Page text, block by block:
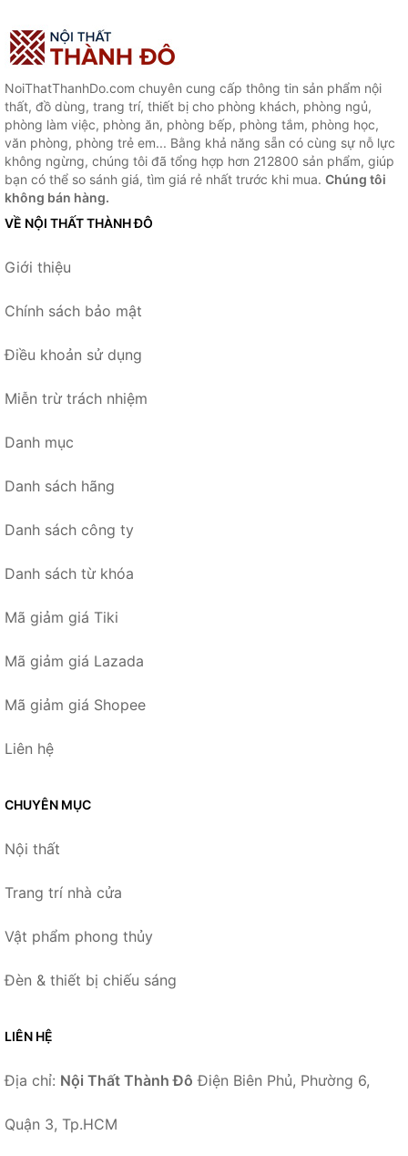
NoiThatThanhDo.com chuyên cung cấp thông tin sản phẩm nội
thất, đồ dùng, trang trí, thiết bị cho phòng khách, phòng ngủ,
phòng làm việc, phòng ăn, phòng bếp, phòng tắm, phòng học,
văn phòng, phòng trẻ em... Bằng khả năng sẵn có cùng sự nỗ lực
không ngừng, chúng tôi đã tổng hợp hơn 212800 sản phẩm, giúp
bạn có thể so sánh giá, tìm giá rẻ nhất trước khi mua. Chúng tôi
không bán hàng.
VỀ NỘI THẤT THÀNH ĐÔ
Giới thiệu
Chính sách bảo mật
Điều khoản sử dụng
Miễn trừ trách nhiệm
Danh mục
Danh sách hãng
Danh sách công ty
Danh sách từ khóa
Mã giảm giá Tiki
Mã giảm giá Lazada
Mã giảm giá Shopee
Liên hệ
CHUYÊN MỤC
Nội thất
Trang trí nhà cửa
Vật phẩm phong thủy
Đèn & thiết bị chiếu sáng
LIÊN HỆ
Địa chỉ: Nội Thất Thành Đô Điện Biên Phủ, Phường 6,
Quận 3, Tp.HCM